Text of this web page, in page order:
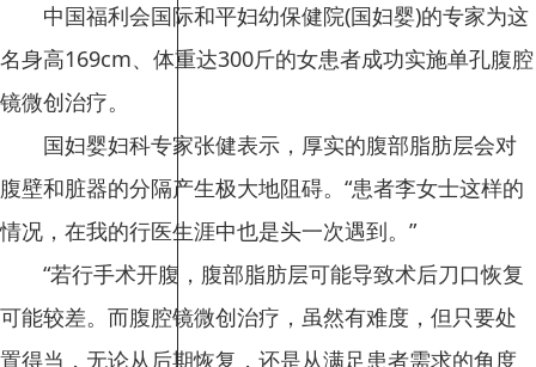
中国福利会国际和平妇幼保健院(国妇婴)的专家为这
名身高169cm、体重达300斤的女患者成功实施单孔腹腔
镜微创治疗。
国妇婴妇科专家张健表示，厚实的腹部脂肪层会对
腹壁和脏器的分隔产生极大地阻碍。“患者李女士这样的
情况，在我的行医生涯中也是头一次遇到。”
“若行手术开腹，腹部脂肪层可能导致术后刀口恢复
可能较差。而腹腔镜微创治疗，虽然有难度，但只要处
置得当，无论从后期恢复，还是从满足患者需求的角度